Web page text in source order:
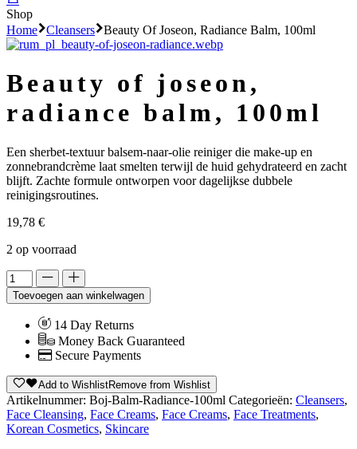
Shop
Home
Cleansers Beauty Of Joseon, Radiance Balm, 100ml
beauty of joseon,
radiance balm, 100ml
Een sherbet-textuur balsem-naar-olie reiniger die make-up en
zonnebrandcrème laat smelten terwijl de huid gehydrateerd en zacht
blijft. Zachte formule ontworpen voor dagelijkse dubbele
reinigingsroutines.
19,78 €
2 op voorraad
Toevoegen aan winkelwagen
14 Day Returns
Money Back Guaranteed
Secure Payments
Add to WishlistRemove from Wishlist
Artikelnummer: Boj-Balm-Radiance-100ml Categorieën: Cleansers,
Face Cleansing, Face Creams, Face Creams, Face Treatments,
Korean Cosmetics, Skincare